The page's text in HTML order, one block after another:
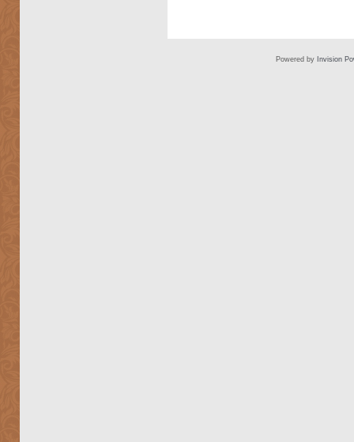
Powered by Invision